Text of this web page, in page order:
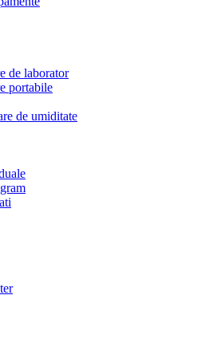
de laborator
portabile
de umiditate